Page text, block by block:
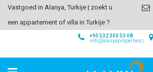
Vastgoed in Alanya, Turkije | zoekt u
een appartement of villa in Turkije ?
+90 532 300 53 08
info@alanyaproperties.com